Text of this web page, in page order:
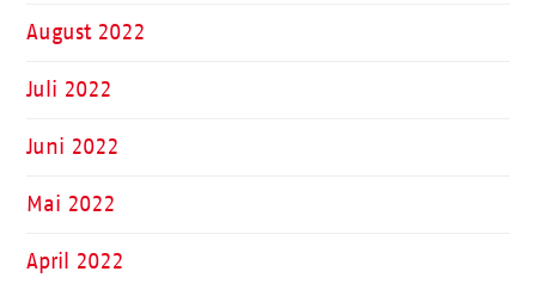
August 2022
Juli 2022
Juni 2022
Mai 2022
April 2022